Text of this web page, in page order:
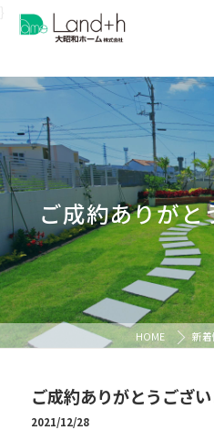
ご成約ありが
HOME 新
ご成約ありがとうござ
2021/12/28